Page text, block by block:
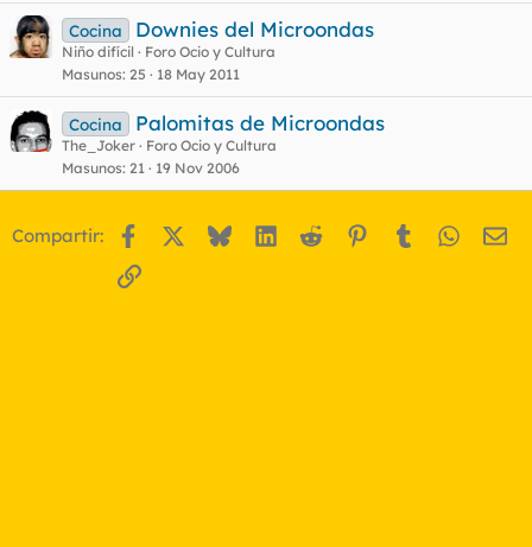
Cocina Downies del Microondas
Niño difícil
Foro Ocio y Cultura
Masunos 25 18 May 2011
Cocina Palomitas de Microondas
The_Joker
Foro Ocio y Cultura
Masunos 21 19 Nov 2006
Compartir: Facebook BlueskyLinkedIn
Reddit Pinterest
Tumblr
Enlace